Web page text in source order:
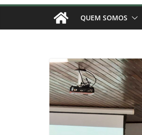
QUEM SOMOS